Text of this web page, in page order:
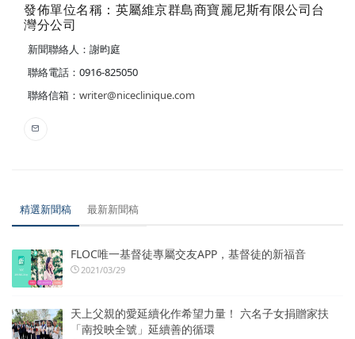
發佈單位名稱：英屬維京群島商寶麗尼斯有限公司台
灣分公司
新聞聯絡人：謝昀庭
聯絡電話：0916-825050
聯絡信箱： writer@niceclinique.com
精選新聞稿 最新新聞稿
FLOC唯一基督徒專屬交友APP，基督徒的新福音
2021/03/29
天上父親的愛延續化作希望力量！ 六名子女捐贈家扶
「南投映全號」延續善的循環